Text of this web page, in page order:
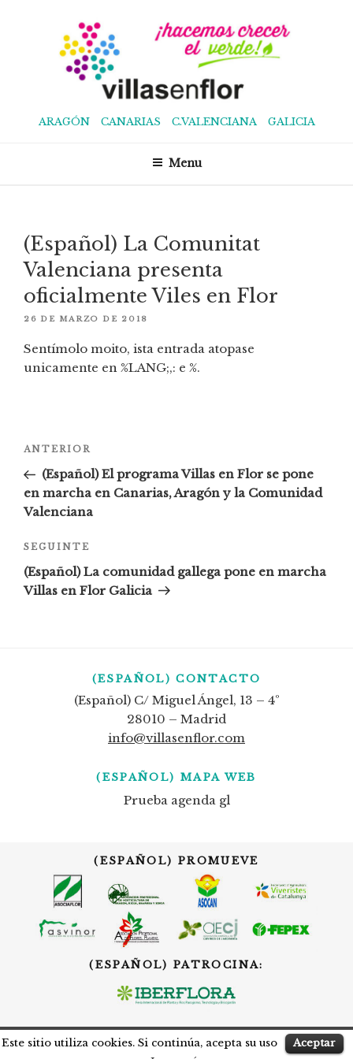
ARAGÓN CANARIAS C.VALENCIANA GALICIA
Menu
(Español) La Comunitat
Valenciana presenta
oficialmente Viles en Flor
PUBLICADO
26 DE MARZO DE 2018
Sentímolo moito, ista entrada atopase
unicamente en %LANG;,: e %.
Navegación
entradas
Artigo
anterior
ANTERIOR
(Español) El programa Villas en Flor se pone
en marcha en Canarias, Aragón y la Comunidad
Valenciana
Seguinte
entrada
SEGUINTE
(Español) La comunidad gallega pone en marcha
Villas en Flor Galicia
(ESPAÑOL) CONTACTO
(Español) C/ Miguel Ángel, 13 – 4º
28010 – Madrid
info@villasenflor.com
(ESPAÑOL) MAPA WEB
Prueba agenda gl
(ESPAÑOL) PROMUEVE
(ESPAÑOL) PATROCINA:
Este sitio utiliza cookies. Si continúa, acepta su uso
Aceptar